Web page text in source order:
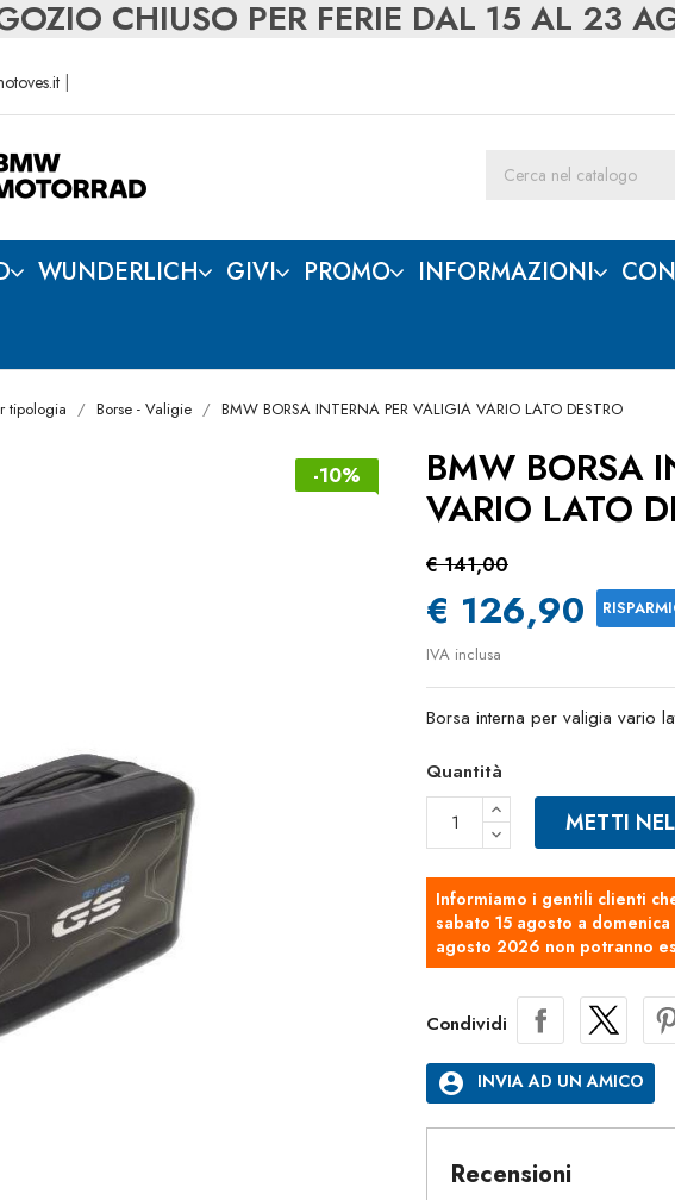
CHIUSO PER FERIE DAL 15 AL 23
WUNDERLICH GIVI PROMO INFORMAZIONI
tipologia Borse - Valigie BMW BORSA INTERNA PER VALIGIA VARIO LATO DESTRO
-10%
BMW BORSA
VARIO LATO
€ 141,00
€ 126,90
IVA inclusa
Borsa interna per valigia vario
Quantità
METTI
Informiamo i gentili clienti
sabato 15 agosto a
agosto 2026 non potranno
Condividi
account_circle INVIA AD UN AMICO
Recensioni